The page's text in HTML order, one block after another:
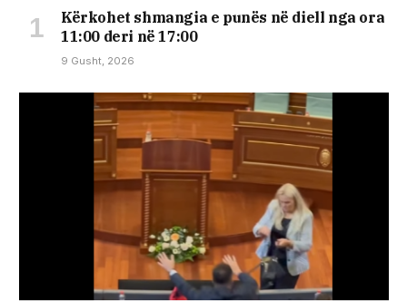
Kërkohet shmangia e punës në diell nga ora
11:00 deri në 17:00
9 Gusht, 2026